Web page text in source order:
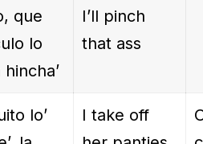
que
lo
I’ll pinch
that ass
lo’
I take off